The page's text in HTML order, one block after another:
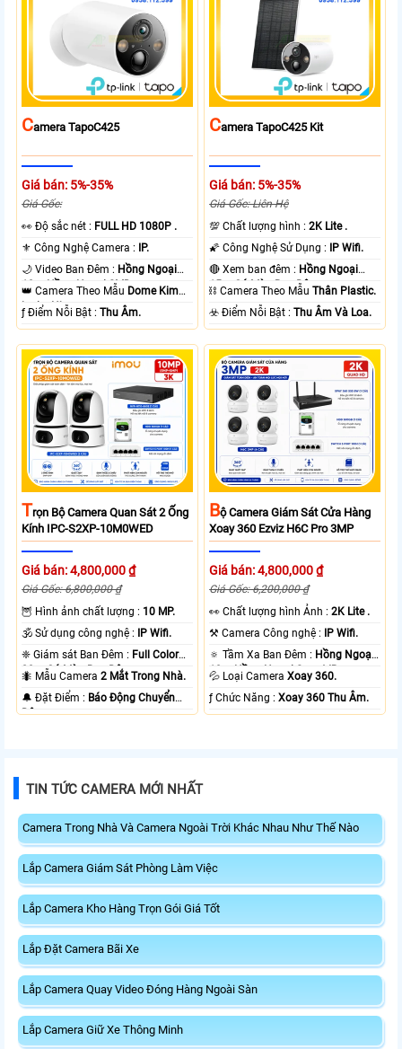
CAmera TapoC425
Giá bán: 5%-35%
Giá Gốc:
️👀 Độ sắc nét : FULL HD 1080P .
⚜️ Công Nghệ Camera :
IP.
🌙 Video Ban Đêm : Hồng Ngoại
10m Hồng Ngoại SMD.
👑 Camera Theo Mẫu Dome Kim
loại + Nhựa.
️ƒ Điểm Nỗi Bật :Thu Âm.
CAmera TapoC425 Kit
Giá bán: 5%-35%
Giá Gốc: Liên Hệ
💯 Chất lượng hình :2K Lite .
🌠 Công Nghệ Sử Dụng :
IP Wifi.
🔴 Xem ban đêm : Hồng Ngoại
15m Có Màu Ban Ðêm.
⛓ Camera Theo MẫuThân Plastic.
️☣️ Điểm Nỗi Bật :Thu Âm Và Loa.
TRọn Bộ Camera Quan Sát 2 Ống
Kính IPC-S2XP-10M0WED
Giá bán: 4,800,000 ₫
Giá Gốc: 6,800,000 ₫
🦉 Hình ảnh chất lượng : 10 MP.
🕉️ Sử dụng công nghệ :
IP Wifi.
❈ Giám sát Ban Đêm : Full Color
20m Có Màu Ban Ðêm.
🐜 Mẫu Camera2 Mắt Trong Nhà.
️🔔 Đặt Điểm : Báo Động Chuyển
Động.
BỘ Camera Giám Sát Cửa Hàng
Xoay 360 Ezviz H6C Pro 3MP
Giá bán: 4,800,000 ₫
Giá Gốc: 6,200,000 ₫
️👀 Chất lượng hình Ảnh :2K Lite .
⚒ Camera Công nghệ :
IP Wifi.
🔅 Tầm Xa Ban Đêm : Hồng Ngoại
10m Hồng Ngoại Smart IR.
💦 Loại CameraXoay 360.
️ƒ Chức Năng :Xoay 360 Thu Âm.
TIN TỨC CAMERA MỚI NHẤT
Camera Trong Nhà Và Camera Ngoài Trời Khác Nhau Như Thế Nào
Lắp Camera Giám Sát Phòng Làm Việc
Lắp Camera Kho Hàng Trọn Gói Giá Tốt
Lắp Đặt Camera Bãi Xe
Lắp Camera Quay Video Đóng Hàng Ngoài Sàn
Lắp Camera Giữ Xe Thông Minh